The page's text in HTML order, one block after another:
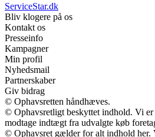
ServiceStar.dk
Bliv klogere på os
Kontakt os
Presseinfo
Kampagner
Min profil
Nyhedsmail
Partnerskaber
Giv bidrag
© Ophavsretten håndhæves.
© Ophavsretligt beskyttet indhold. Vi
modtage indtægt fra udvalgte køb
© Ophavsret gælder for alt indhold her.